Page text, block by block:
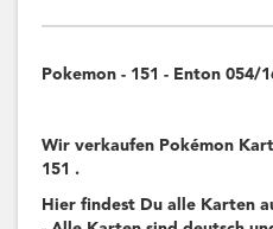
Pokemon - 151 - Enton 054/
Wir verkaufen Pokémon
151 .
Hier findest Du alle Karten